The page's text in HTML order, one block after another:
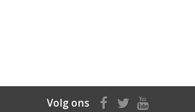
Volg ons